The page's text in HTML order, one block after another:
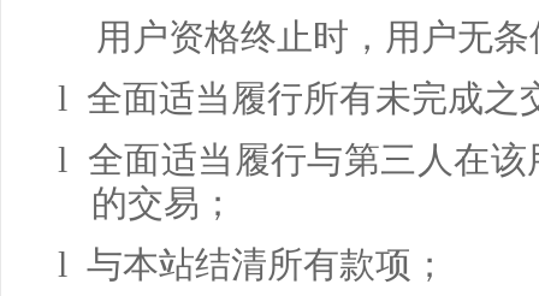
用户资格终止时，用户无
l 全面适当履行所有未完成之
l 全面适当履行与第三人在该
的交易；
l 与本站结清所有款项；